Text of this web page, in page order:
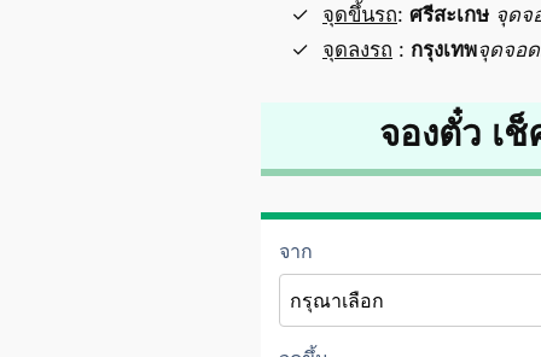
จุดขึ้นรถ: ศรีสะเกษ จุดจ
จุดลงรถ : กรุงเทพจุดจอด
จองตั๋ว เ